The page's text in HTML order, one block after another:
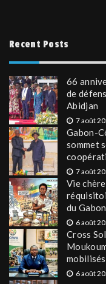
Recent Posts
66
de
Abidjan
7 août
Gabon-
sommet
7 août
Vie
du Gabon
6 août
Cross
6 août